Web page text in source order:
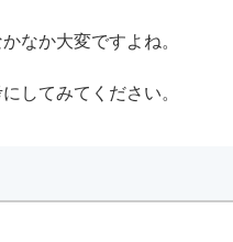
なか大変ですよね。
してみてください。